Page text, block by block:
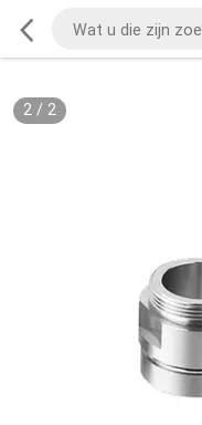
2/ 2